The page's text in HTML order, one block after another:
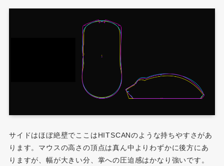
サイドはほぼ絶壁でここはHITSCANのような持ちやすさがあ
ります。マウスの高さの頂点は真ん中よりわずかに後方にあ
りますが、幅が大きい分、掌への圧迫感はかなり強いです。